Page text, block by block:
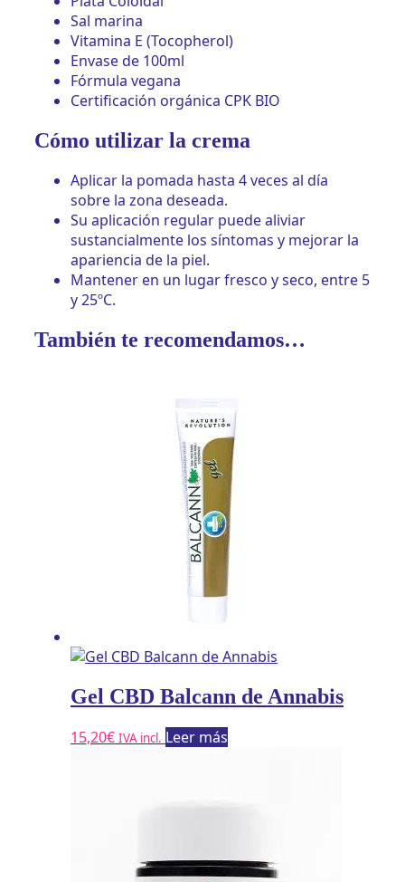
Sal marina
Vitamina E (Tocopherol)
Envase de 100ml
Fórmula vegana
Certificación orgánica CPK BIO
Cómo utilizar la crema
Aplicar la pomada hasta 4 veces al día
sobre la zona deseada.
Su aplicación regular puede aliviar
sustancialmente los síntomas y mejorar la
apariencia de la piel.
Mantener en un lugar fresco y seco, entre 5
y 25ºC.
También te recomendamos…
Gel CBD Balcann de Annabis
15,20€ IVA incl. Leer más